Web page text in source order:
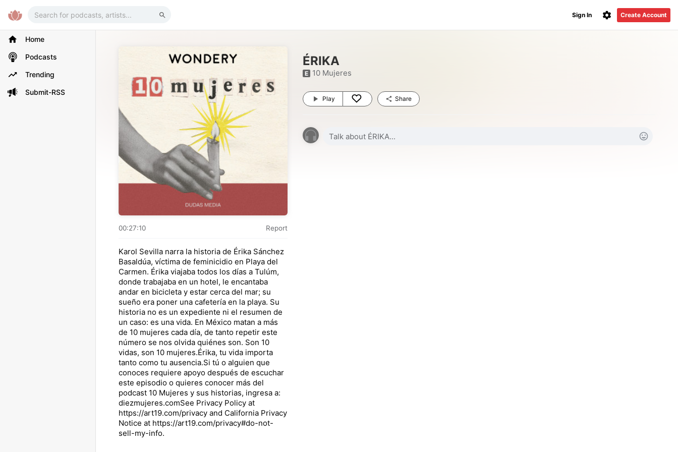
Create Account
Sign In
Home
Podcasts
Trending
Submit-RSS
00:27:10 Report
Karol Sevilla narra la historia de Érika Sánchez
Basaldúa, víctima de feminicidio en Playa del
Carmen. Érika viajaba todos los días a Tulúm,
donde trabajaba en un hotel, le encantaba
andar en bicicleta y estar cerca del mar; su
sueño era poner una cafetería en la playa. Su
historia no es un expediente ni el resumen de
un caso: es una vida. En México matan a más
de 10 mujeres cada día, de tanto repetir este
número se nos olvida quiénes son. Son 10
vidas, son 10 mujeres.Érika, tu vida importa
tanto como tu ausencia.Si tú o alguien que
conoces requiere apoyo después de escuchar
este episodio o quieres conocer más del
podcast 10 Mujeres y sus historias, ingresa a:
diezmujeres.comSee Privacy Policy at
https://art19.com/privacy and California Privacy
Notice at https://art19.com/privacy#do-not-
sell-my-info.
ÉRIKA
E 10 Mujeres
Play Share